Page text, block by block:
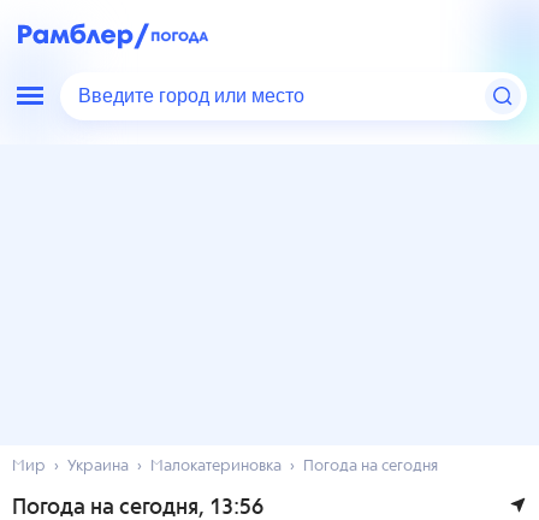
Введите город или место
Мир Украина Малокатериновка Погода на сегодня
Погода на сегодня, 13:56